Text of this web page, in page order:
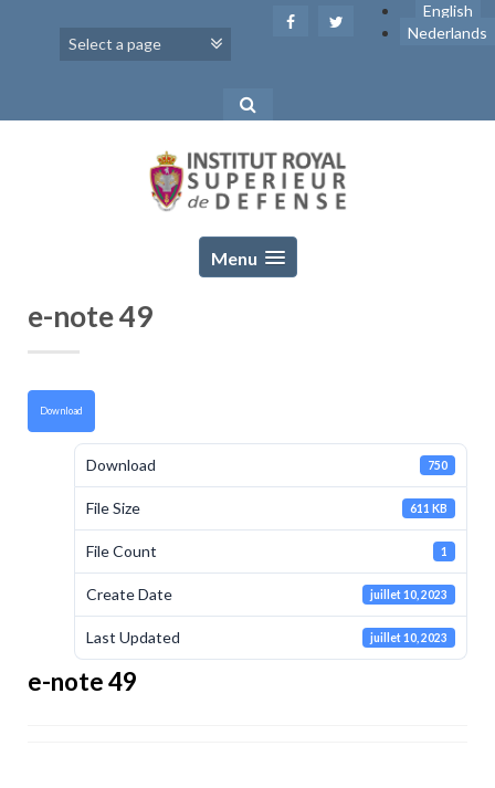
English
Nederlands
Menu
e-note 49
Download
Download 750
File Size 611 KB
File Count 1
Create Date juillet 10, 2023
Last Updated juillet 10, 2023
e-note 49